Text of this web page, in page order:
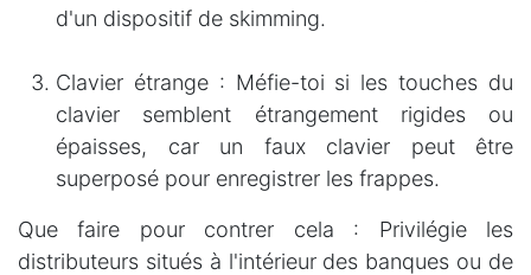
d'un dispositif de skimming.
Clavier étrange : Méfie-toi si les touches du
clavier semblent étrangement rigides ou
épaisses, car un faux clavier peut être
superposé pour enregistrer les frappes.
Que faire pour contrer cela : Privilégie les
distributeurs situés à l'intérieur des banques ou de